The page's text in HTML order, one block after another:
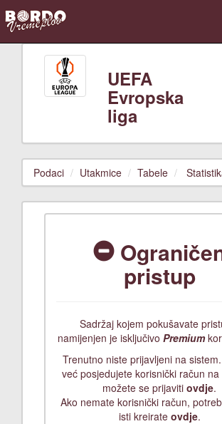
UEFA
Evropska
liga
Podaci Utakmice Tabele
pristup
Sadržaj kojem pokušavate
namijenjen je isključivo Premium
Trenutno niste prijavljeni na
već posjedujete korisnički račun na
možete se prijaviti ovdje.
Ako nemate korisnički račun,
isti kreirate ovdje.